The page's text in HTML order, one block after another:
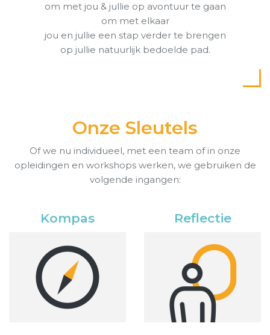
om met jou & jullie op avontuur te gaan
om met elkaar
jou en jullie een stap verder te brengen
op jullie natuurlijk bedoelde pad.
Onze Sleutels
Of we nu individueel, met een team of in onze
opleidingen en workshops werken, we gebruiken de
volgende ingangen:
Kompas Reflectie